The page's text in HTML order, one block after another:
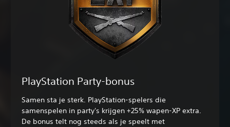
PlayStation Party-bonus
Samen sta je sterk. PlayStation-spelers die
samenspelen in party's krijgen +25% wapen-XP extra.
De bonus telt nog steeds als je speelt met